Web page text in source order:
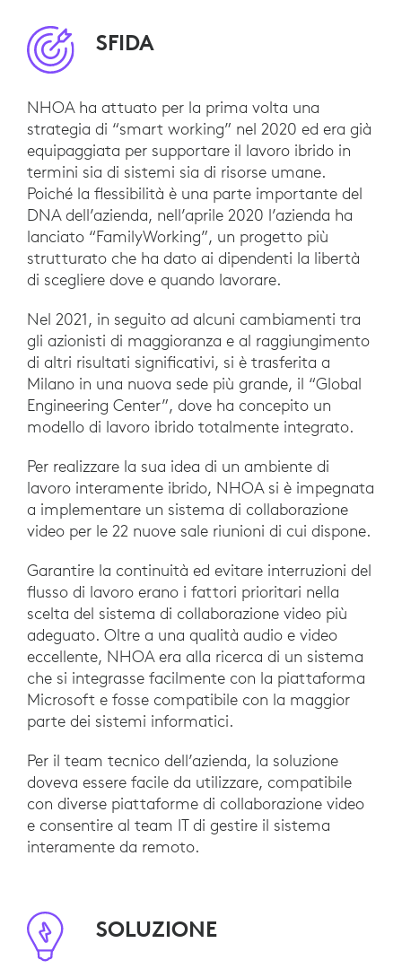
SFIDA
NHOA ha attuato per la prima volta una
strategia di “smart working” nel 2020 ed era già
equipaggiata per supportare il lavoro ibrido in
termini sia di sistemi sia di risorse umane.
Poiché la flessibilità è una parte importante del
DNA dell’azienda, nell’aprile 2020 l’azienda ha
lanciato “FamilyWorking”, un progetto più
strutturato che ha dato ai dipendenti la libertà
di scegliere dove e quando lavorare.
Nel 2021, in seguito ad alcuni cambiamenti tra
gli azionisti di maggioranza e al raggiungimento
di altri risultati significativi, si è trasferita a
Milano in una nuova sede più grande, il “Global
Engineering Center”, dove ha concepito un
modello di lavoro ibrido totalmente integrato.
Per realizzare la sua idea di un ambiente di
lavoro interamente ibrido, NHOA si è impegnata
a implementare un sistema di collaborazione
video per le 22 nuove sale riunioni di cui dispone.
Garantire la continuità ed evitare interruzioni del
flusso di lavoro erano i fattori prioritari nella
scelta del sistema di collaborazione video più
adeguato. Oltre a una qualità audio e video
eccellente, NHOA era alla ricerca di un sistema
che si integrasse facilmente con la piattaforma
Microsoft e fosse compatibile con la maggior
parte dei sistemi informatici.
Per il team tecnico dell’azienda, la soluzione
doveva essere facile da utilizzare, compatibile
con diverse piattaforme di collaborazione video
e consentire al team IT di gestire il sistema
interamente da remoto.
SOLUZIONE